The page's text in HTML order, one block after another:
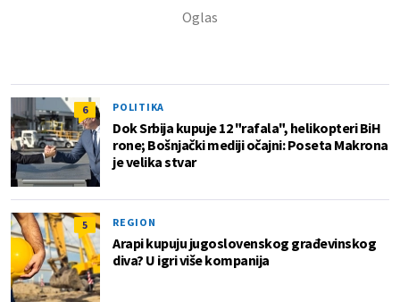
6 POLITIKA
Dok Srbija kupuje 12 "rafala", helikopteri BiH
rone; Bošnjački mediji očajni: Poseta Makrona
je velika stvar
5 REGION
Arapi kupuju jugoslovenskog građevinskog
diva? U igri više kompanija